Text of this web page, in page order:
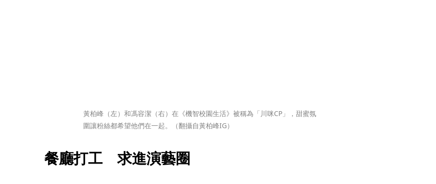
黃柏峰（左）和馮容潔（右）在《機智校園生活》被稱為「川咪CP」，甜蜜氛
圍讓粉絲都希望他們在一起。（翻攝自黃柏峰IG）
餐廳打工　求進演藝圈